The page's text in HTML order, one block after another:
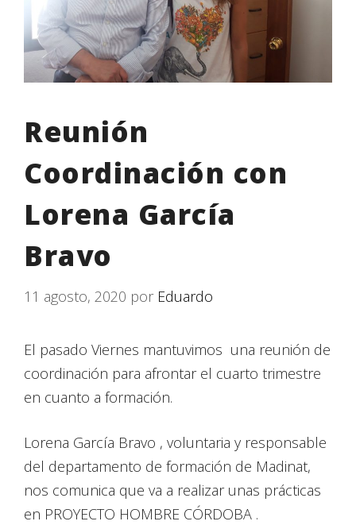
Reunión
Coordinación con
Lorena García
Bravo
11 agosto, 2020 por Eduardo
El pasado Viernes mantuvimos una reunión de
coordinación para afrontar el cuarto trimestre
en cuanto a formación.
Lorena García Bravo , voluntaria y responsable
del departamento de formación de Madinat,
nos comunica que va a realizar unas prácticas
en PROYECTO HOMBRE CÓRDOBA .